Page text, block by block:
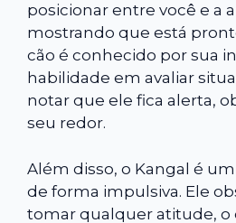
posicionar entre você e a
mostrando que está
cão é conhecido por sua
habilidade em avaliar
notar que ele fica alerta,
seu redor.
Além disso, o Kangal é
de forma impulsiva. Ele
tomar qualquer atitude, o